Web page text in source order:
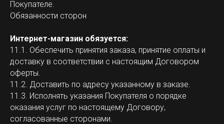
Покупателе.
Обязанности сторон
Интернет-магазин обязуется:
11.1. Обеспечить принятия заказа, принятие оплаты и
доставку в соответствии с настоящим Договором
оферты.
11.2. Доставить по адресу указанному в заказе.
11.3. Исполнять указания Покупателя о порядке
оказания услуг по настоящему Договору,
согласованные сторонами.